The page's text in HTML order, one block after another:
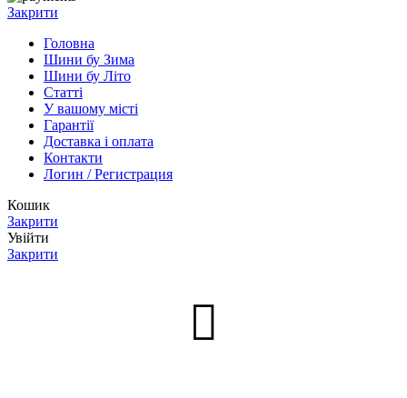
Закрити
Головна
Шини бу Зима
Шини бу Літо
Статті
У вашому місті
Гарантії
Доставка і оплата
Контакти
Логин / Регистрация
Кошик
Закрити
Увійти
Закрити